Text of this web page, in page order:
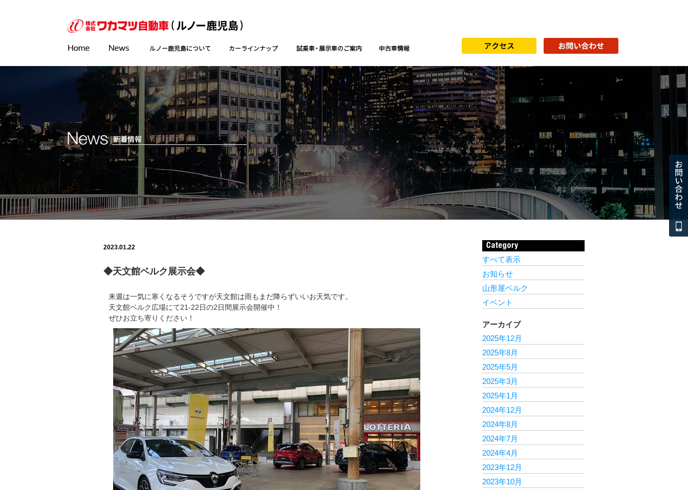
2023.01.22
◆天文館ベルク展示会◆
来週は一気に寒くなるそうですが天文館は雨もまだ降らずいいお天気です。
天文館ベルク広場にて21-22日の2日間展示会開催中！
ぜひお立ち寄りください！
すべて表示
お知らせ
山形屋ベルク
イベント
アーカイブ
2025年12月
2025年8月
2025年5月
2025年3月
2025年1月
2024年12月
2024年8月
2024年7月
2024年4月
2023年12月
2023年10月